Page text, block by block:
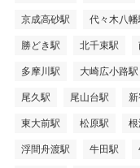
京成高砂駅 代々木八幡
勝どき駅 北千束駅
多摩川駅 大崎広小路駅
尾久駅 尾山台駅
東大前駅 松原駅 根
浮間舟渡駅 牛田駅